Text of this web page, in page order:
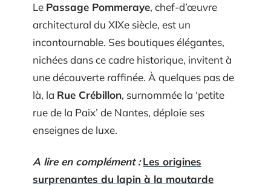
Le Passage Pommeraye, chef-d’œuvre
architectural du XIXe siècle, est un
incontournable. Ses boutiques élégantes,
nichées dans ce cadre historique, invitent à
une découverte raffinée. À quelques pas de
là, la Rue Crébillon, surnommée la ‘petite
rue de la Paix’ de Nantes, déploie ses
enseignes de luxe.
A lire en complément : Les origines
surprenantes du lapin à la moutarde